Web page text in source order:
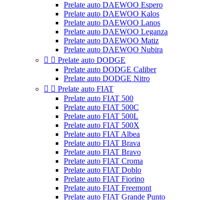
Prelate auto DAEWOO Espero
Prelate auto DAEWOO Kalos
Prelate auto DAEWOO Lanos
Prelate auto DAEWOO Leganza
Prelate auto DAEWOO Matiz
Prelate auto DAEWOO Nubira
  Prelate auto DODGE
Prelate auto DODGE Caliber
Prelate auto DODGE Nitro
  Prelate auto FIAT
Prelate auto FIAT 500
Prelate auto FIAT 500C
Prelate auto FIAT 500L
Prelate auto FIAT 500X
Prelate auto FIAT Albea
Prelate auto FIAT Brava
Prelate auto FIAT Bravo
Prelate auto FIAT Croma
Prelate auto FIAT Doblo
Prelate auto FIAT Fiorino
Prelate auto FIAT Freemont
Prelate auto FIAT Grande Punto